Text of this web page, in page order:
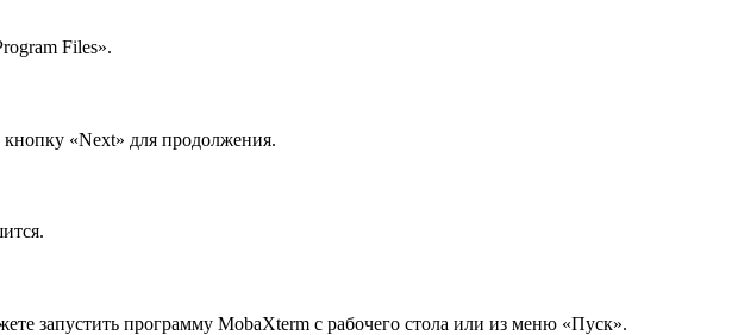
Files».
«Next» для продолжения.
запустить программу MobaXterm с рабочего стола или из меню «Пуск».